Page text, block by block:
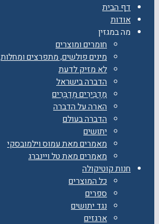
דף הבית
אודות
מה במגזין
חומרים ומוצרים
מינים פולשים, מתפרצים ומחלות
לא מזיק לדעת
הדברה בישראל
מַדְבִּירִים מְדַבְּרִים
הארה על הדברה
הדברה בעולם
יתושים
מאמרים מאת עמוס וילמובסקי
מאמרים מאת טל ויינברג
חנות קוטיקולה
כל המוצרים
ספרים
נגד יתושים
ארגזים